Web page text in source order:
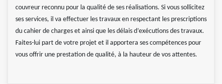
couvreur reconnu pour la qualité de ses réalisations. Si vous sollicitez
ses services, il va effectuer les travaux en respectant les prescriptions
du cahier de charges et ainsi que les délais d’exécutions des travaux.
Faites-lui part de votre projet et il apportera ses compétences pour
vous offrir une prestation de qualité, à la hauteur de vos attentes.